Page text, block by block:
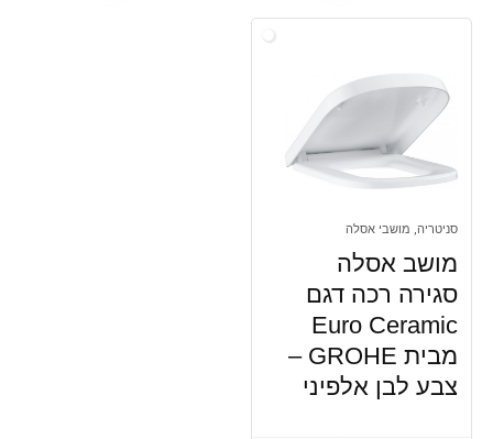
סניטריה, מושבי אסלה
מושב אסלה
סגירה רכה דגם
Euro Ceramic
מבית GROHE –
צבע לבן אלפיני